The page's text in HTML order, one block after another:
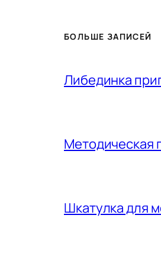
БОЛЬШЕ ЗАПИСЕЙ
Либединка
Методическая
Шкатулка для